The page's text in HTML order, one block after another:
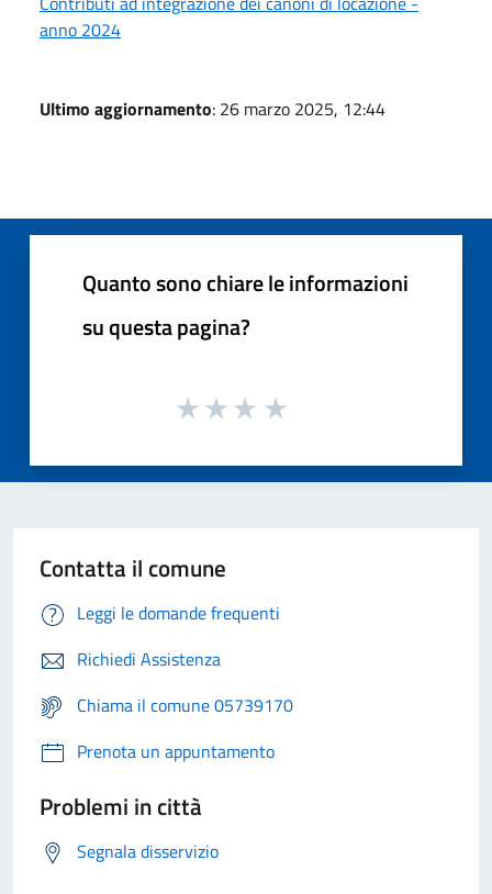
anno 2024
Ultimo aggiornamento: 26 marzo 2025, 12:44
Quanto sono chiare le informazioni
su questa pagina?
Contatta il comune
Leggi le domande frequenti
Richiedi Assistenza
Chiama il comune 05739170
Prenota un appuntamento
Problemi in città
Segnala disservizio